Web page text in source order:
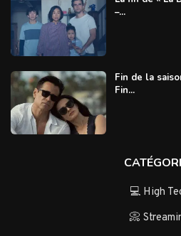
–...
Fin de la
Fin...
💻 High
📀